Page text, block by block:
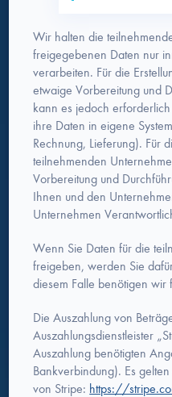
Wir halten die
freigegebenen Daten nur
verarbeiten. Für die
etwaige Vorbereitung und
kann es jedoch
ihre Daten in eigene
Rechnung, Lieferung). Für
teilnehmenden
Vorbereitung und
Ihnen und den
Unternehmen
Wenn Sie Daten für die
freigeben, werden Sie
diesem Falle benötigen
Die Auszahlung von
Auszahlungsdienstleister
Auszahlung benötigten
Bankverbindung). Es
von Stripe: https://